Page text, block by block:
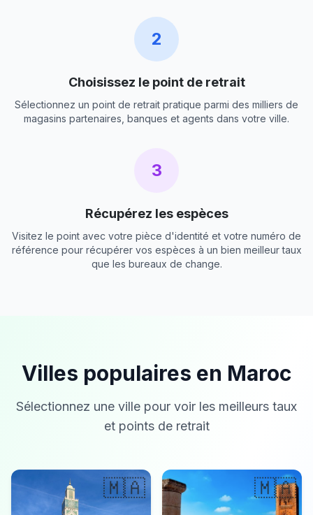
2
Choisissez le point de retrait
Sélectionnez un point de retrait pratique parmi des milliers de
magasins partenaires, banques et agents dans votre ville.
3
Récupérez les espèces
Visitez le point avec votre pièce d'identité et votre numéro de
référence pour récupérer vos espèces à un bien meilleur taux
que les bureaux de change.
Villes populaires en Maroc
Sélectionnez une ville pour voir les meilleurs taux
et points de retrait
🇲🇦 🇲🇦